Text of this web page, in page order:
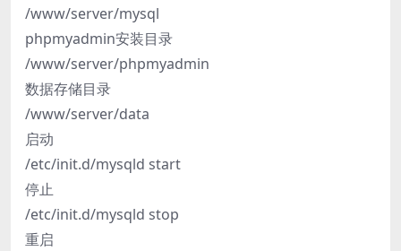
/www/server/mysql
phpmyadmin安装目录
/www/server/phpmyadmin
数据存储目录
/www/server/data
启动
/etc/init.d/mysqld start
停止
/etc/init.d/mysqld stop
重启